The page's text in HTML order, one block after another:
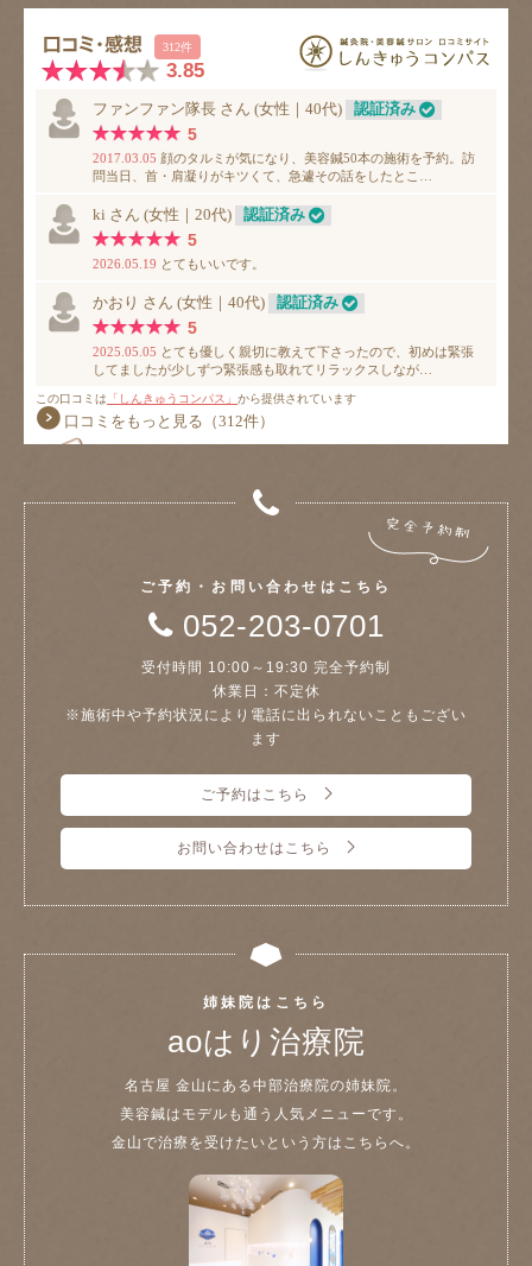
ご予約・お問い合わせはこちら
052-203-0701
受付時間 10:00～19:30 完全予約制
休業日：不定休
※施術中や予約状況により電話に出られないこともござい
ます
ご予約はこちら
お問い合わせはこちら
姉妹院はこちら
aoはり治療院
名古屋 金山にある中部治療院の姉妹院。
美容鍼はモデルも通う人気メニューです。
金山で治療を受けたいという方はこちらへ。